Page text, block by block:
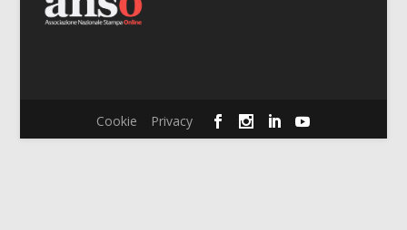
Cookie Privacy